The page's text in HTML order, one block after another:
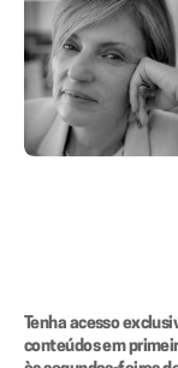
Tenha acesso
conteúdos em